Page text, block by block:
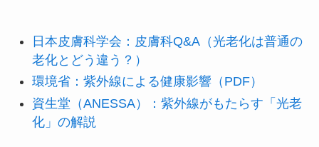
日本皮膚科学会：皮膚科Q&A（光老化は普通の
老化とどう違う？）
環境省：紫外線による健康影響（PDF）
資生堂（ANESSA）：紫外線がもたらす「光老
化」の解説